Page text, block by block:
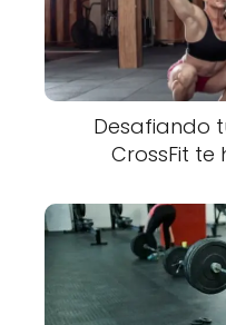
Desafiando
CrossFit